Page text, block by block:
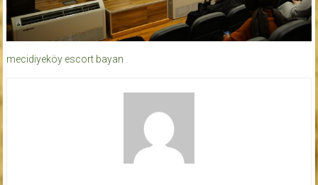
mecidiyeköy escort bayan